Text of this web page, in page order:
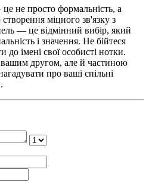
не просто формальність, а
міцного зв'язку з
— це відмінний вибір, який
і значення. Не бійтеся
до імені свої особисті нотки.
другом, але й частиною
про ваші спільні